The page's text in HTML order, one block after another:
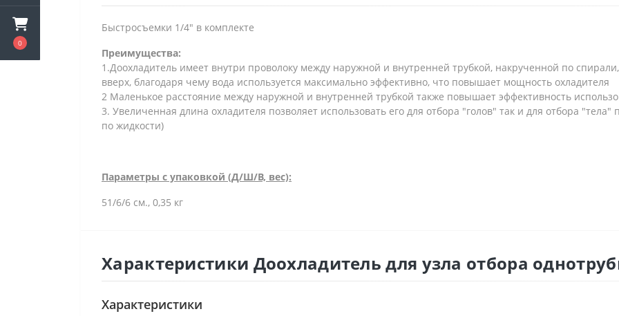
0
Быстросъемки 1/4" в комплекте
Преимущества:
1.Доохладитель имеет внутри проволоку между наружной и внутренней трубкой, накрученной по
вверх, благодаря чему вода используется максимально эффективно, что повышает мощность охладителя
2 Маленькое расстояние между наружной и внутренней трубкой также повышает эффективность
3. Увеличенная длина охладителя позволяет использовать его для отбора "голов" так и для отбора
по жидкости)
Параметры с упаковкой (Д/Ш/В, вес):
51/6/6 см., 0,35 кг
Характеристики Доохладитель для узла отбора
Характеристики